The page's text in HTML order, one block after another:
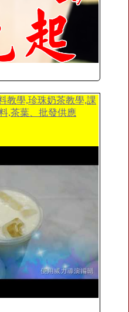
教學,珍珠奶茶教學,課
,茶葉、批發供應